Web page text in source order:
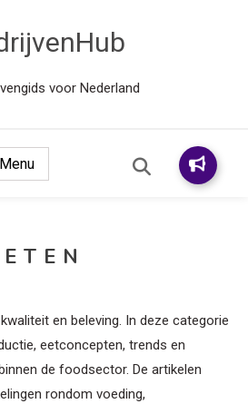
voor Nederland
Menu
ETEN
en beleving. In deze categorie
eetconcepten, trends en
de foodsector. De artikelen
rondom voeding,